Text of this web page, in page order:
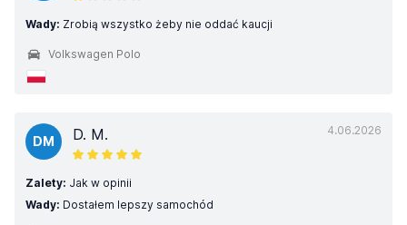
Wady: Zrobią wszystko żeby nie oddać kaucji
Volkswagen Polo
4.06.2026
DM D. M.
Zalety: Jak w opinii
Wady: Dostałem lepszy samochód